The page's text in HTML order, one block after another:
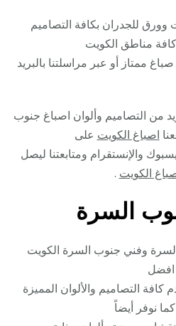
وورق للجدران بكافة التصاميم
كافة مناطق الكويت
ممتاز أو عبر مراسلتنا بالبريد
من التصاميم وألوان اصباغ جنوب
اصباغ الكويت على
والإنستقرام ومتابعتنا ليصل
الكويت .
السرة
وفني جنوب السرة الكويت
افضل
التصاميم والألوان المميزة
نوفر أيضاً